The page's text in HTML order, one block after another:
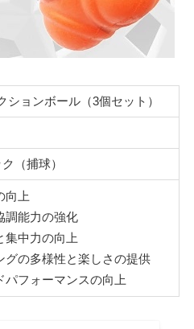
ションボール（3個セット）
（捕球）
向上
調能力の強化
集中力の向上
グの多様性と楽しさの提供
パフォーマンスの向上